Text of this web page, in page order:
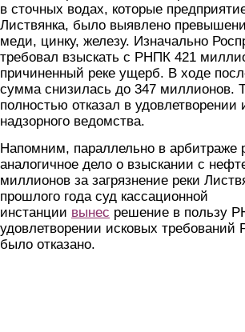
в сточных водах, которые
Листвянка, было выявлено
меди, цинку, железу. Изначально
требовал взыскать с РНПК 421
причиненный реке ущерб. В ходе
сумма снизилась до 347 миллионов.
полностью отказал в удовлетворении
надзорного ведомства.
Напомним, параллельно в арбитраже
аналогичное дело о взыскании с
миллионов за загрязнение реки
прошлого года суд кассационной
инстанции вынес решение в пользу
удовлетворении исковых требований
было отказано.